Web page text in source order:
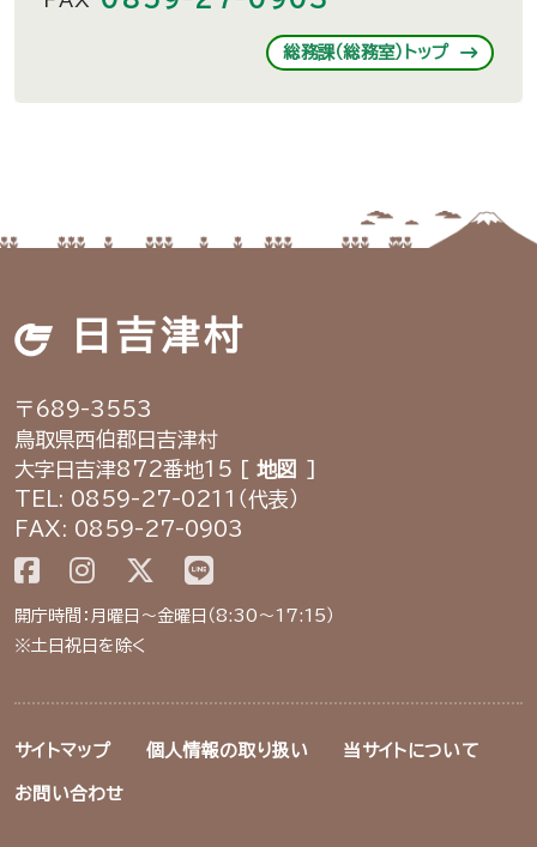
総務課（総務室）トップ
日吉津村
〒689-3553
鳥取県西伯郡日吉津村
大字日吉津872番地15 [ 地図
]
TEL: 0859-27-0211（代表）
FAX: 0859-27-0903
開庁時間：月曜日～金曜日（8:30～17:15）
※土日祝日を除く
サイトマップ 個人情報の取り扱い 当サイトについて
お問い合わせ